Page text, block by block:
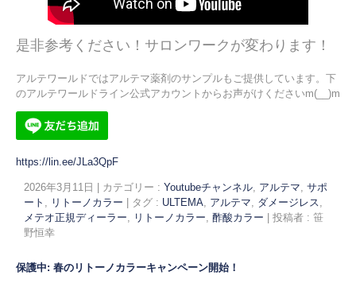
是非参考ください！サロンワークが変わります！
アルテワールドではアルテマ薬剤のサンプルもご提供しています。下
のアルテワールドライン公式アカウントからお声がけくださいm(__)m
https://lin.ee/JLa3QpF
2026年3月11日 カテゴリー : Youtubeチャンネル アルテマ サポ
ート
リトーノカラー タグ : ULTEMA アルテマ ダメージレス
メテオ正規ディーラー
リトーノカラー 酢酸カラー
投稿者 : 笹
野恒幸
保護中: 春のリトーノカラーキャンペーン開始！